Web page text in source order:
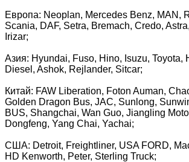
Европа: Neoplan, Mercedes Benz, MAN,
Scania, DAF, Setra, Bremach, Credo,
Irizar;
Азия: Hyundai, Fuso, Hino, Isuzu, Toyota,
Diesel, Ashok, Rejlander, Sitcar;
Китай: FAW Liberation, Foton Auman,
Golden Dragon Bus, JAC, Sunlong,
BUS, Shangchai, Wan Guo, Jiangling
Dongfeng, Yang Chai, Yachai;
США: Detroit, Freightliner, USA FORD,
HD Kenworth, Peter, Sterling Truck;